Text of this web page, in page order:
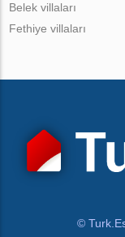
Belek villaları
Fethiye villaları
©